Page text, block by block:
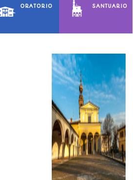
ORATORIO SANTUARIO